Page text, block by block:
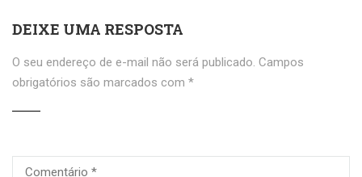
DEIXE UMA RESPOSTA
O seu endereço de e-mail não será publicado. Campos
obrigatórios são marcados com *